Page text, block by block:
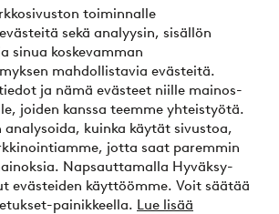
toiminnalle
sekä analyysin, sisällön
sinua koskevamman
mahdollistavia evästeitä.
ja nämä evästeet niille mainos-
joiden kanssa teemme yhteistyötä.
analysoida, kuinka käytät sivustoa,
jotta saat paremmin
Napsauttamalla Hyväksy-
evästeiden käyttöömme. Voit säätää
painikkeella. Lue lisää